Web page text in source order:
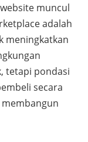
muncul
adalah
meningkatkan
tetapi pondasi
secara